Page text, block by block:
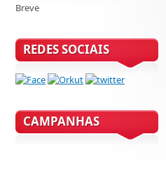
Breve
REDES SOCIAIS
CAMPANHAS